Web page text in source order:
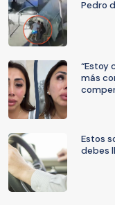
Pedro
“Estoy
más
Estos
debes